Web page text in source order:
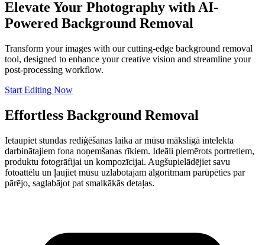
Elevate Your Photography with AI-
Powered Background Removal
Transform your images with our cutting-edge background removal
tool, designed to enhance your creative vision and streamline your
post-processing workflow.
Start Editing Now
Effortless Background Removal
Ietaupiet stundas rediģēšanas laika ar mūsu mākslīgā intelekta
darbinātajiem fona noņemšanas rīkiem. Ideāli piemērots portretiem,
produktu fotogrāfijai un kompozīcijai. Augšupielādējiet savu
fotoattēlu un ļaujiet mūsu uzlabotajam algoritmam parūpēties par
pārējo, saglabājot pat smalkākās detaļas.